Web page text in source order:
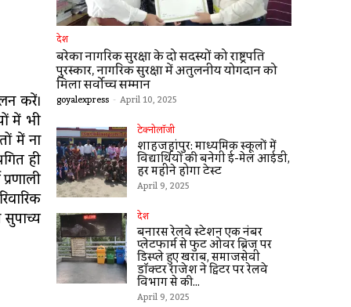
करें।
में भी
में ना
ही
देश
बरेका नागरिक सुरक्षा के दो सदस्यों को राष्ट्रपति
पुरस्कार, नागरिक सुरक्षा में अतुलनीय योगदान को
मिला सर्वोच्च सम्मान
goyalexpress - April 10, 2025
टेक्नोलॉजी
शाहजहांपुर: माध्यमिक स्कूलाें में
विद्यार्थियों की बनेगी ई-मेल आईडी,
हर महीने होगा टेस्ट
April 9, 2025
देश
बनारस रेलवे स्टेशन एक नंबर
प्लेटफार्म से फुट ओवर ब्रिज पर
डिस्प्ले हुए खराब, समाजसेवी
डॉक्टर राजेश ने ट्विटर पर रेलवे
विभाग से की...
April 9, 2025